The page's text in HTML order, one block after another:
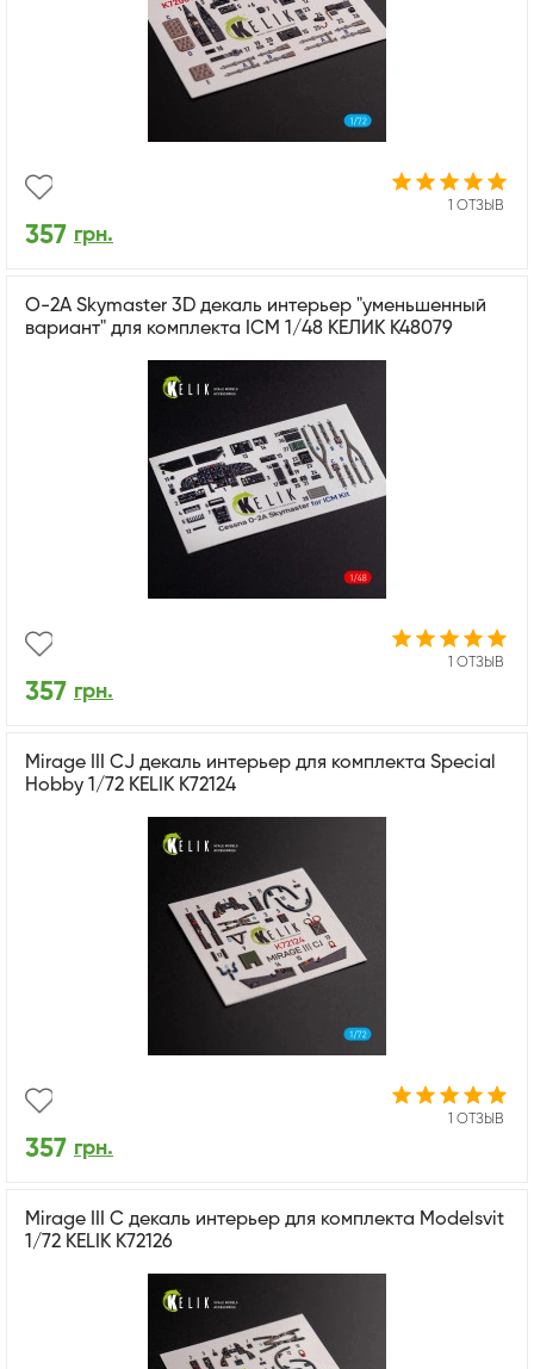
1 ОТЗЫВ
357 грн.
O-2A Skymaster 3D декаль интерьер "уменьшенный
вариант" для комплекта ICM 1/48 КЕЛИК K48079
1 ОТЗЫВ
357 грн.
Mirage III CJ декаль интерьер для комплекта Special
Hobby 1/72 KELIK K72124
1 ОТЗЫВ
357 грн.
Mirage III C декаль интерьер для комплекта Modelsvit
1/72 KELIK K72126